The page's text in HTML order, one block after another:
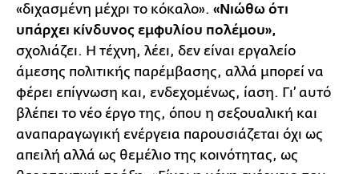
«διχασμένη μέχρι το κόκαλο». «Νιώθω ότι
υπάρχει κίνδυνος εμφυλίου πολέμου»,
σχολιάζει. Η τέχνη, λέει, δεν είναι εργαλείο
άμεσης πολιτικής παρέμβασης, αλλά μπορεί να
φέρει επίγνωση και, ενδεχομένως, ίαση. Γι’ αυτό
βλέπει το νέο έργο της, όπου η σεξουαλική και
αναπαραγωγική ενέργεια παρουσιάζεται όχι ως
απειλή αλλά ως θεμέλιο της κοινότητας, ως